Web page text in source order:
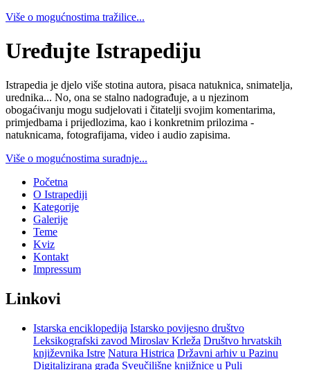
Više o mogućnostima tražilice...
Uređujte Istrapediju
Istrapedia je djelo više stotina autora, pisaca natuknica, snimatelja,
urednika... No, ona se stalno nadograđuje, a u njezinom
obogaćivanju mogu sudjelovati i čitatelji svojim komentarima,
primjedbama i prijedlozima, kao i konkretnim prilozima -
natuknicama, fotografijama, video i audio zapisima.
Više o mogućnostima suradnje...
Početna
O Istrapediji
Kategorije
Galerije
Teme
Kviz
Kontakt
Impressum
Linkovi
Istarska enciklopedija Istarsko povijesno društvo
Leksikografski zavod Miroslav Krleža Društvo hrvatskih
književnika Istre Natura Histrica Državni arhiv u Pazinu
Digitalizirana građa Sveučilišne knjižnice u Puli